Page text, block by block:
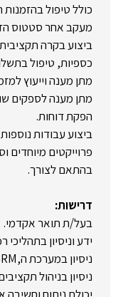
כולל טיפול
מעקב אחר סטטוס
ביצוע בקרה
כספיות, טיפול
מתן מענה וייעוץ
מתן מענה לספקים
הפקת דוחות.
ביצוע עבודות
פרוייקטים מיוחדים
בהתאם לצורך.
דרישות:
בעל/ת תואר אקדמי.
ידע וניסיון
ניסיון במערכת ה,SAP SRM.
ניסיון בניהול